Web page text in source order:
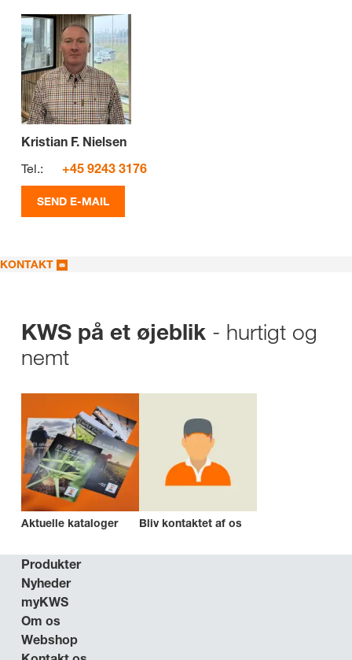
Kristian F. Nielsen
Tel.:
+45 9243 3176
SEND E-MAIL
KONTAKT
KWS på et øjeblik - hurtigt og
nemt
Aktuelle kataloger Bliv kontaktet af os
Produkter
Nyheder
myKWS
Om os
Webshop